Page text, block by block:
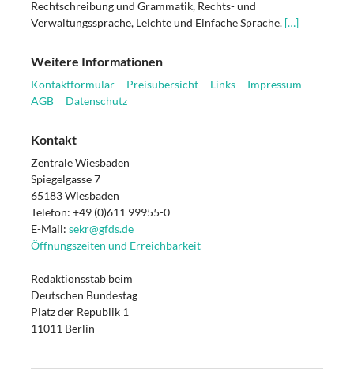
Rechtschreibung und Grammatik, Rechts- und
Verwaltungssprache, Leichte und Einfache Sprache. […]
Weitere Informationen
Kontaktformular Preisübersicht Links
Impressum
AGB
Datenschutz
Kontakt
Zentrale Wiesbaden
Spiegelgasse 7
65183 Wiesbaden
Telefon: +49 (0)611 99955-0
E-Mail: sekr@gfds.de
Öffnungszeiten und Erreichbarkeit
Redaktionsstab beim
Deutschen Bundestag
Platz der Republik 1
11011 Berlin